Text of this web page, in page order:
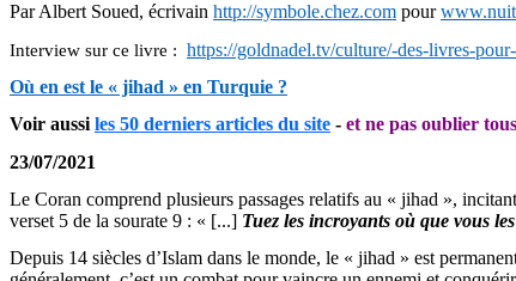
Par Albert Soued, écrivain http://symbole.chez.com pour
Interview sur ce livre : https://goldnadel.tv/culture/-des-livres-
Où en est le « jihad » en Turquie ?
Voir aussi les 50 derniers articles du site - et ne pas oublier
23/07/2021
Le Coran comprend plusieurs passages relatifs au « jihad »,
verset 5 de la sourate 9 : « [...] Tuez les incroyants où que vous
Depuis 14 siècles d’Islam dans le monde, le « jihad » est